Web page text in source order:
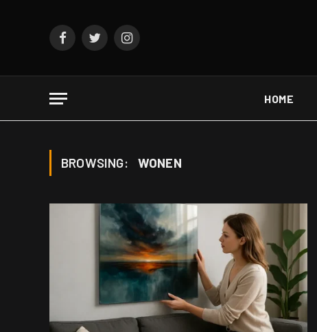
FacebookTwitterInstagram
HOME
BROWSING: WONEN